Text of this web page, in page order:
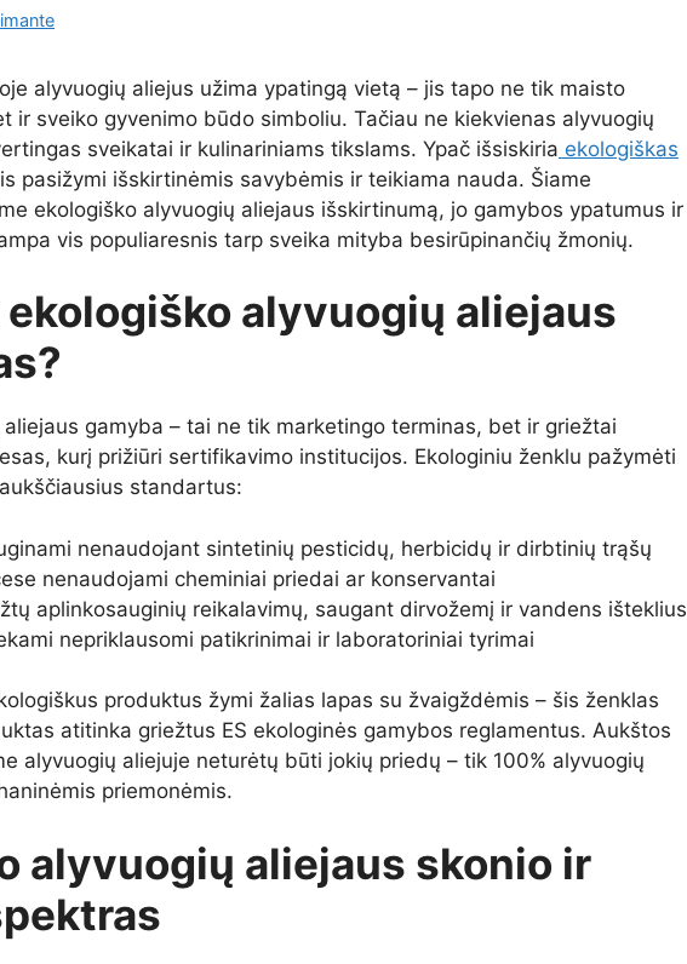
alyvuogių aliejus užima ypatingą vietą – jis tapo ne tik maisto
ir sveiko gyvenimo būdo simboliu. Tačiau ne kiekvienas alyvuogių
sveikatai ir kulinariniams tikslams. Ypač išsiskiria ekologiškas
pasižymi išskirtinėmis savybėmis ir teikiama nauda. Šiame
ekologiško alyvuogių aliejaus išskirtinumą, jo gamybos ypatumus ir
vis populiaresnis tarp sveika mityba besirūpinančių žmonių.
ekologiško alyvuogių aliejaus
aliejaus gamyba – tai ne tik marketingo terminas, bet ir griežtai
kurį prižiūri sertifikavimo institucijos. Ekologiniu ženklu pažymėti
standartus:
nenaudojant sintetinių pesticidų, herbicidų ir dirbtinių trąšų
nenaudojami cheminiai priedai ar konservantai
aplinkosauginių reikalavimų, saugant dirvožemį ir vandens išteklius
nepriklausomi patikrinimai ir laboratoriniai tyrimai
produktus žymi žalias lapas su žvaigždėmis – šis ženklas
atitinka griežtus ES ekologinės gamybos reglamentus. Aukštos
alyvuogių aliejuje neturėtų būti jokių priedų – tik 100% alyvuogių
priemonėmis.
alyvuogių aliejaus skonio ir